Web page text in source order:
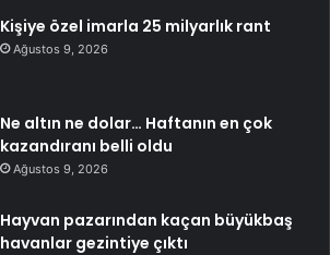
Kişiye özel imarla 25 milyarlık rant
Ağustos 9, 2026
Ne altın ne dolar… Haftanın en çok
kazandıranı belli oldu
Ağustos 9, 2026
Hayvan pazarından kaçan büyükbaş
havanlar gezintiye çıktı